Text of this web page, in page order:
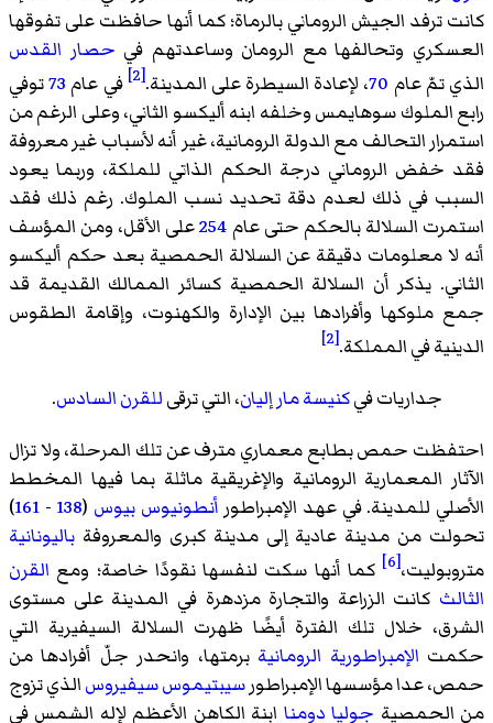
كانت ترفد الجيش الروماني بالرماة؛ كما أنها حافظت على تفوقها
العسكري وتحالفها مع الرومان وساعدتهم في حصار القدس
الذي تمّ عام 70، لإعادة السيطرة على المدينة.[2] في عام 73توفي
رابع الملوك سوهايمس وخلفه ابنه أليكسو الثاني، وعلى الرغم من
استمرار التحالف مع الدولة الرومانية، غير أنه لأسباب غير معروفة
فقد خفض الروماني درجة الحكم الذاتي للملكة، وربما يعود
السبب في ذلك لعدم دقة تحديد نسب الملوك. رغم ذلك فقد
استمرت السلالة بالحكم حتى عام 254على الأقل، ومن المؤسف
أنه لا معلومات دقيقة عن السلالة الحمصية بعد حكم أليكسو
الثاني. يذكر أن السلالة الحمصية كسائر الممالك القديمة قد
جمع ملوكها وأفرادها بين الإدارة والكهنوت، وإقامة الطقوس
الدينية في المملكة.[2]
جداريات فيكنيسة مار إليان، التي ترقىللقرن السادس.
احتفظت حمص بطابع معماري مترف عن تلك المرحلة، ولا تزال
الآثار المعمارية الرومانية والإغريقية ماثلة بما فيها المخطط
الأصلي للمدينة. في عهد الإمبراطور أنطونيوس بيوس (
138
-
161
)
تحولت من مدينة عادية إلى مدينة كبرى والمعروفة باليونانية
متروبوليت،[6] كما أنها سكت لنفسها نقودًا خاصة؛ ومع القرن
الثالث كانت الزراعة والتجارة مزدهرة في المدينة على مستوى
الشرق، خلال تلك الفترة أيضًا ظهرت السلالة السيفيرية التي
حكمت الإمبراطورية الرومانية برمتها، وانحدر جلّ أفرادها من
حمص، عدا مؤسسها الإمبراطورسيبتيموس سيفيروسالذي تزوج
من الحمصية جوليا دومنا ابنة الكاهن الأعظم لإله الشمس في